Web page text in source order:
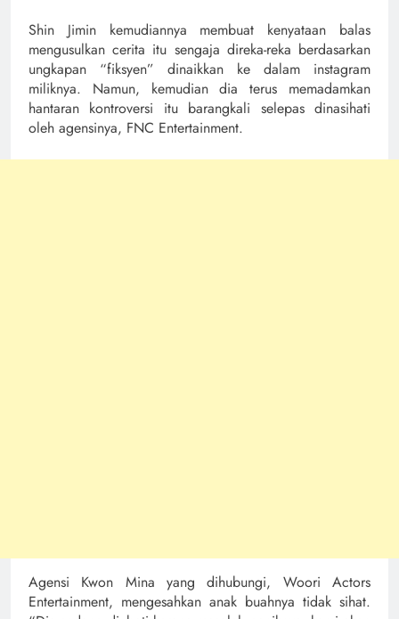
Shin Jimin kemudiannya membuat kenyataan balas
mengusulkan cerita itu sengaja direka-reka berdasarkan
ungkapan “fiksyen” dinaikkan ke dalam instagram
miliknya. Namun, kemudian dia terus memadamkan
hantaran kontroversi itu barangkali selepas dinasihati
oleh agensinya, FNC Entertainment.
Agensi Kwon Mina yang dihubungi, Woori Actors
Entertainment, mengesahkan anak buahnya tidak sihat.